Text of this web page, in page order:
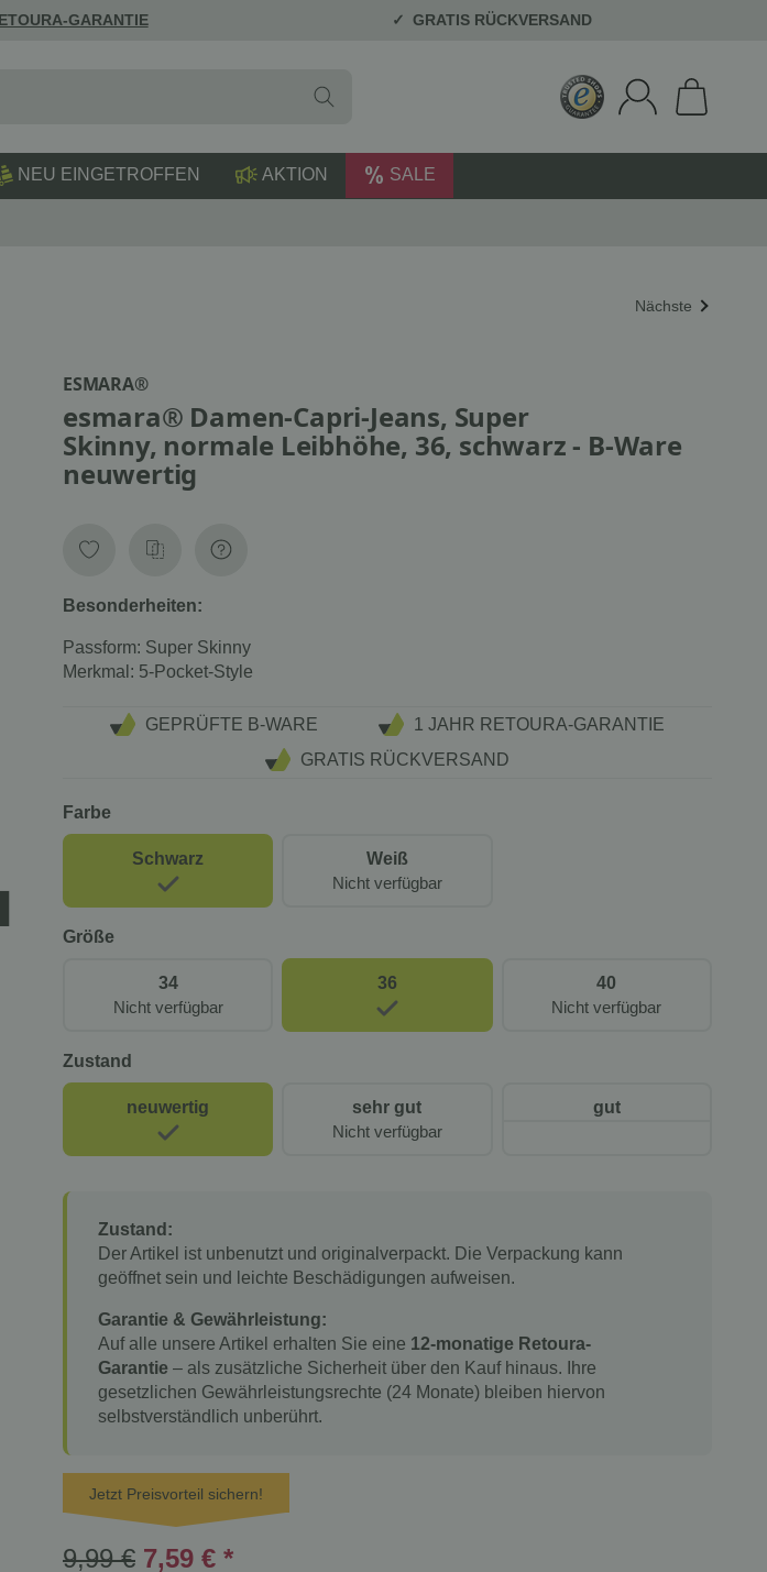
GARANTIE GRATIS RÜCKVERSAND
NEU EINGETROFFEN AKTION SALE
Nächste
ESMARA®
esmara® Damen-Capri-Jeans, Super
Skinny, normale Leibhöhe, 36, schwarz - B-Ware
neuwertig
Besonderheiten:
Passform: Super Skinny
Merkmal: 5-Pocket-Style
GEPRÜFTE B-WARE
1 JAHR RETOURA-GARANTIE
GRATIS RÜCKVERSAND
Farbe
Schwarz
Weiß
Nicht verfügbar
Größe
34
Nicht verfügbar
36
40
Nicht verfügbar
Zustand
neuwertig
sehr gut
Nicht verfügbar
gut
Zustand:
Der Artikel ist unbenutzt und originalverpackt. Die Verpackung kann
geöffnet sein und leichte Beschädigungen aufweisen.
Garantie & Gewährleistung:
Auf alle unsere Artikel erhalten Sie eine 12-monatige Retoura-
Garantie – als zusätzliche Sicherheit über den Kauf hinaus. Ihre
gesetzlichen Gewährleistungsrechte (24 Monate) bleiben hiervon
selbstverständlich unberührt.
Jetzt Preisvorteil sichern!
9,99 € 7,59 € *